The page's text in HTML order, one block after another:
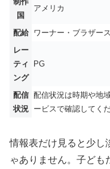
国
アメリカ
配給
ワーナー・ブラザース
レー
ティ
ング
PG
配信
状況
配信状況は時期や地
ービスで確認してくだ
情報表だけ見ると少し
ゃありません。子ども